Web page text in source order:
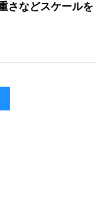
さなどスケールを